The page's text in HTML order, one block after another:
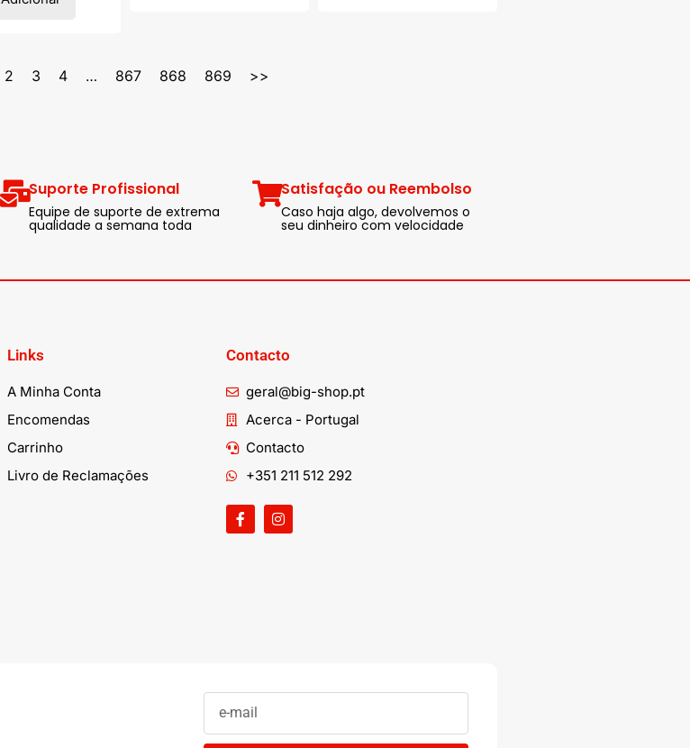
2 3 4 … 867 868 869 >>
Suporte Profissional
Equipe de suporte de extrema
qualidade a semana toda
Satisfação ou Reembolso
Caso haja algo, devolvemos o
seu dinheiro com velocidade
Links
A Minha Conta
Encomendas
Carrinho
Livro de Reclamações
Contacto
geral@big-shop.pt
Acerca - Portugal
Contacto
+351 211 512 292